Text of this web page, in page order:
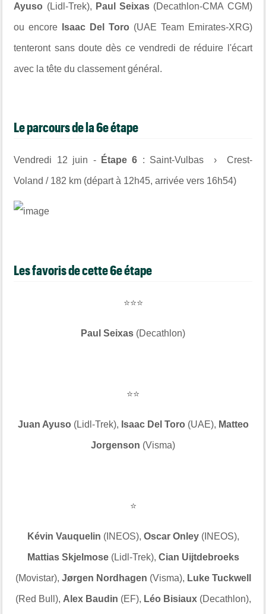
Ayuso (Lidl-Trek), Paul Seixas (Decathlon-CMA CGM)
ou encore Isaac Del Toro (UAE Team Emirates-XRG)
tenteront sans doute dès ce vendredi de réduire l'écart
avec la tête du classement général.
Le parcours de la 6e étape
Vendredi 12 juin - Étape 6 : Saint-Vulbas › Crest-
Voland / 182 km (départ à 12h45, arrivée vers 16h54)
Les favoris de cette 6e étape
⭐⭐⭐
Paul Seixas (Decathlon)
⭐⭐
Juan Ayuso (Lidl-Trek), Isaac Del Toro (UAE), Matteo
Jorgenson (Visma)
⭐
Kévin Vauquelin (INEOS), Oscar Onley(INEOS),
Mattias Skjelmose(Lidl-Trek), Cian Uijtdebroeks
(Movistar), Jørgen Nordhagen (Visma), Luke Tuckwell
(Red Bull), Alex Baudin (EF), Léo Bisiaux (Decathlon),